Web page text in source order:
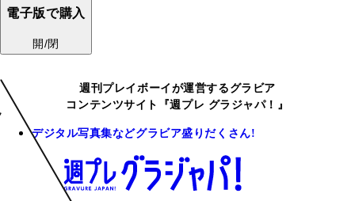
電子版で購入
開/閉
週刊プレイボーイが運営するグラビア
コンテンツサイト『週プレ グラジャパ！』
デジタル写真集などグラビア盛りだくさん!